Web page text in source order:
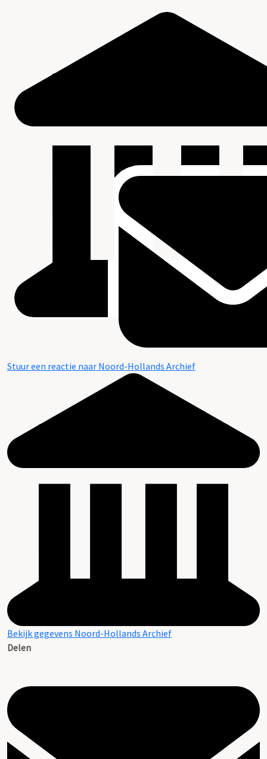
Stuur een reactie naar Noord-Hollands Archief
Bekijk gegevens Noord-Hollands Archief
Delen